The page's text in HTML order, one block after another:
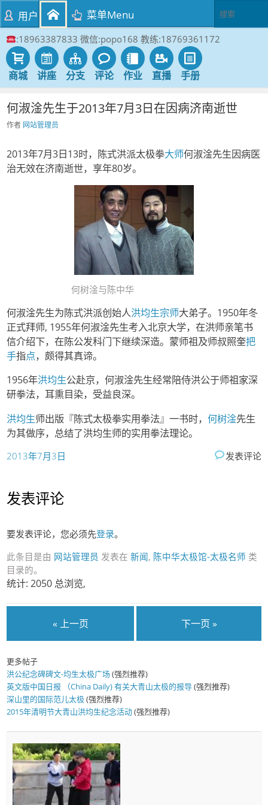
:18963387833 微信:popo168 教练:18769361172
商城 讲座 分支 评论 作业 直播 手册
用户 菜单Menu
何淑淦先生于2013年7月3日在因病济南逝世
作者 网站管理员
2013年7月3日13时，陈式洪派太极拳大师何淑淦先生因病医
治无效在济南逝世，享年80岁。
何树淦与陈中华
何淑淦先生为陈式洪派创始人洪均生宗师大弟子。1950年冬
正式拜师, 1955年何淑淦先生考入北京大学，在洪师亲笔书
信介绍下，在陈公发科门下继续深造。蒙师祖及师叔照奎把
手指点，颇得其真谛。
1956年洪均生公赴京，何淑淦先生经常陪侍洪公于师祖家深
研拳法，耳熏目染，受益良深。
洪均生师出版『陈式太极拳实用拳法』一书时，何树淦先生
为其做序，总结了洪均生师的实用拳法理论。
2013年7月3日 发表评论
发表评论
要发表评论，您必须先登录。
此条目是由 网站管理员 发表在新闻, 陈中华太极馆-太极名师 类
目录的。
统计: 2050 总浏览,
« 上一页 下一页 »
更多帖子
洪公纪念碑碑文-均生太极广场(强烈推荐)
英文版中国日报 （China Daily) 有关大青山太极的报导(强烈推荐)
深山里的国际范儿太极 (强烈推荐)
2015年清明节大青山洪均生纪念活动(强烈推荐)